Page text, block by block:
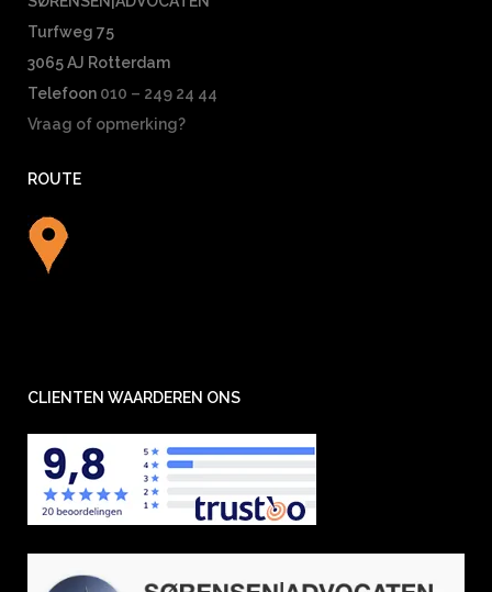
Turfweg 75
3065 AJ Rotterdam
Telefoon 010 – 249 24 44
Vraag of opmerking?
ROUTE
CLIENTEN WAARDEREN ONS